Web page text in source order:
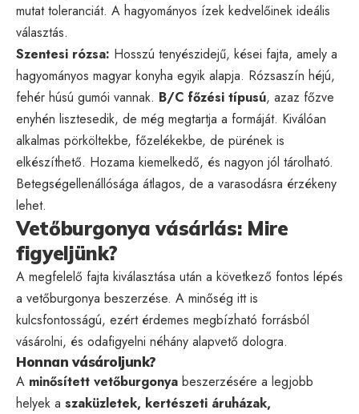
mutat toleranciát. A hagyományos ízek kedvelőinek ideális
választás.
Szentesi rózsa: Hosszú tenyészidejű, kései fajta, amely a
hagyományos magyar konyha egyik alapja. Rózsaszín héjú,
fehér húsú gumói vannak. B/C főzési típusú, azaz főzve
enyhén lisztesedik, de még megtartja a formáját. Kiválóan
alkalmas pörköltekbe, főzelékekbe, de pürének is
elkészíthető. Hozama kiemelkedő, és nagyon jól tárolható.
Betegségellenállósága átlagos, de a varasodásra érzékeny
lehet.
Vetőburgonya vásárlás: Mire
figyeljünk?
A megfelelő fajta kiválasztása után a következő fontos lépés
a vetőburgonya beszerzése. A minőség itt is
kulcsfontosságú, ezért érdemes megbízható forrásból
vásárolni, és odafigyelni néhány alapvető dologra.
Honnan vásároljunk?
A minősített vetőburgonya beszerzésére a legjobb
helyek a szaküzletek, kertészeti áruházak,